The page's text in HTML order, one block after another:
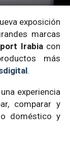
exposición
marcas
Irabiacon
más
.
experiencia
comparar y
doméstico y